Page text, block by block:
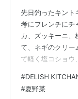
先日釣ったキント
考にフレンチに
カ、ズッキーニ、
て、ネギのクリー
て軽く塩コショウ
クリームソースを
使ってますが、豆
#DELISH
#夏野菜